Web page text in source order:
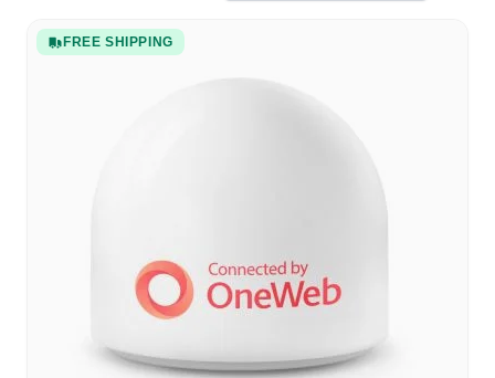
FREE SHIPPING